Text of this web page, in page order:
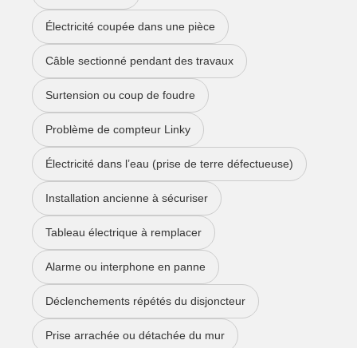
Électricité coupée dans une pièce
Câble sectionné pendant des travaux
Surtension ou coup de foudre
Problème de compteur Linky
Électricité dans l’eau (prise de terre défectueuse)
Installation ancienne à sécuriser
Tableau électrique à remplacer
Alarme ou interphone en panne
Déclenchements répétés du disjoncteur
Prise arrachée ou détachée du mur